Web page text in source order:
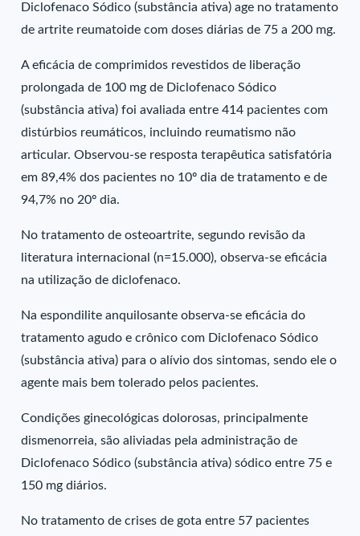
Diclofenaco Sódico (substância ativa) age no tratamento
de artrite reumatoide com doses diárias de 75 a 200 mg.
A eficácia de comprimidos revestidos de liberação
prolongada de 100 mg de Diclofenaco Sódico
(substância ativa) foi avaliada entre 414 pacientes com
distúrbios reumáticos, incluindo reumatismo não
articular. Observou-se resposta terapêutica satisfatória
em 89,4% dos pacientes no 10º dia de tratamento e de
94,7% no 20º dia.
No tratamento de osteoartrite, segundo revisão da
literatura internacional (n=15.000), observa-se eficácia
na utilização de diclofenaco.
Na espondilite anquilosante observa-se eficácia do
tratamento agudo e crônico com Diclofenaco Sódico
(substância ativa) para o alívio dos sintomas, sendo ele o
agente mais bem tolerado pelos pacientes.
Condições ginecológicas dolorosas, principalmente
dismenorreia, são aliviadas pela administração de
Diclofenaco Sódico (substância ativa) sódico entre 75 e
150 mg diários.
No tratamento de crises de gota entre 57 pacientes